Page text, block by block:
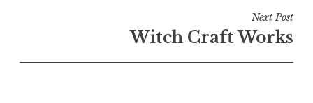
Next Post
Witch Craft Works